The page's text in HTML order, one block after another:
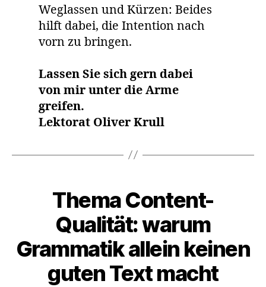
Weglassen und Kürzen: Beides
hilft dabei, die Intention nach
vorn zu bringen.
Lassen Sie sich gern dabei
von mir unter die Arme
greifen.
Lektorat Oliver Krull
Thema Content-
Qualität: warum
Grammatik allein keinen
guten Text macht